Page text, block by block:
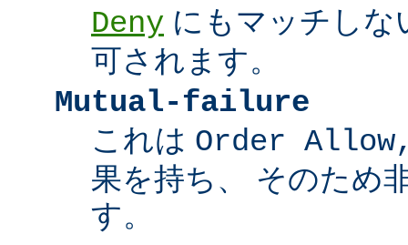
Deny にもマッチしな
可されます。
Mutual-failure
これは Order
果を持ち、 そのため
す。